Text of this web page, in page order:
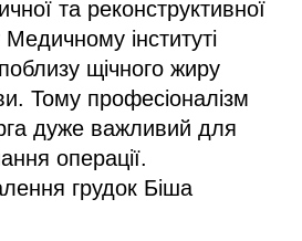
та реконструктивної
Медичному інституті
щічного жиру
Тому професіоналізм
дуже важливий для
операції.